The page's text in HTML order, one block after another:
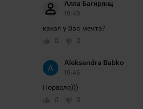
Алла Багирянц
19:49
какая у Вас мечта?
0
0
Aleksandra Babko
19:46
Порвало)))
0
0